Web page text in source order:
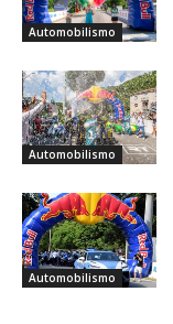
Automobilismo
Automobilismo
Automobilismo